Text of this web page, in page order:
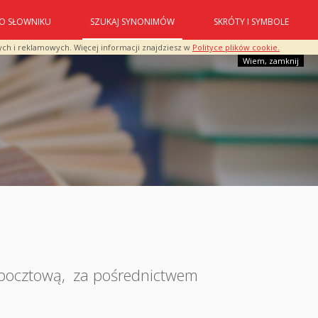
i reklamowych. Więcej informacji znajdziesz w Polityce plików cookie.
Wiem, zamknij
O SŁOWNIKU SZUKAJ SYNONIMÓW SKRÓTY I SYMBOLE
, za pośrednictwem